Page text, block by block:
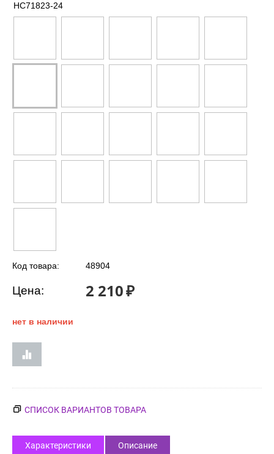
HC71823-24
Код товара: 48904
Цена: 2 210₽
нет в наличии
СПИСОК ВАРИАНТОВ ТОВАРА
Характеристики Описание